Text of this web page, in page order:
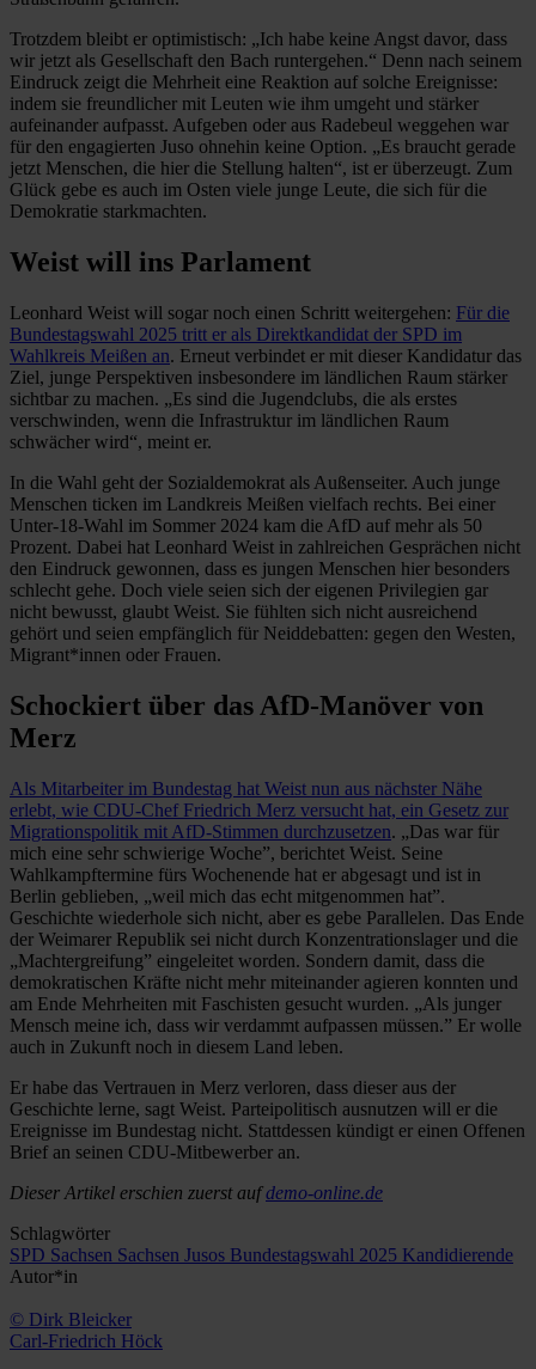
Trotzdem bleibt er optimistisch: „Ich habe keine Angst davor, dass
wir jetzt als Gesellschaft den Bach runtergehen.“ Denn nach seinem
Eindruck zeigt die Mehrheit eine Reaktion auf solche Ereignisse:
indem sie freundlicher mit Leuten wie ihm umgeht und stärker
aufeinander aufpasst. Aufgeben oder aus Radebeul weggehen war
für den engagierten Juso ohnehin keine Option. „Es braucht gerade
jetzt Menschen, die hier die Stellung halten“, ist er überzeugt. Zum
Glück gebe es auch im Osten viele junge Leute, die sich für die
Demokratie starkmachten.
Weist will ins Parlament
Leonhard Weist will sogar noch einen Schritt weitergehen: Für die
Bundestagswahl 2025 tritt er als Direktkandidat der SPD im
Wahlkreis Meißen an. Erneut verbindet er mit dieser Kandidatur das
Ziel, junge Perspektiven insbesondere im ländlichen Raum stärker
sichtbar zu machen. „Es sind die Jugendclubs, die als erstes
verschwinden, wenn die Infrastruktur im ländlichen Raum
schwächer wird“, meint er.
In die Wahl geht der Sozialdemokrat als Außenseiter. Auch junge
Menschen ticken im Landkreis Meißen vielfach rechts. Bei einer
Unter-18-Wahl im Sommer 2024 kam die AfD auf mehr als 50
Prozent. Dabei hat Leonhard Weist in zahlreichen Gesprächen nicht
den Eindruck gewonnen, dass es jungen Menschen hier besonders
schlecht gehe. Doch viele seien sich der eigenen Privilegien gar
nicht bewusst, glaubt Weist. Sie fühlten sich nicht ausreichend
gehört und seien empfänglich für Neiddebatten: gegen den Westen,
Migrant*innen oder Frauen.
Schockiert über das AfD-Manöver von
Merz
Als Mitarbeiter im Bundestag hat Weist nun aus nächster Nähe
erlebt, wie CDU-Chef Friedrich Merz versucht hat, ein Gesetz zur
Migrationspolitik mit AfD-Stimmen durchzusetzen. „Das war für
mich eine sehr schwierige Woche”, berichtet Weist. Seine
Wahlkampftermine fürs Wochenende hat er abgesagt und ist in
Berlin geblieben, „weil mich das echt mitgenommen hat”.
Geschichte wiederhole sich nicht, aber es gebe Parallelen. Das Ende
der Weimarer Republik sei nicht durch Konzentrationslager und die
„Machtergreifung” eingeleitet worden. Sondern damit, dass die
demokratischen Kräfte nicht mehr miteinander agieren konnten und
am Ende Mehrheiten mit Faschisten gesucht wurden. „Als junger
Mensch meine ich, dass wir verdammt aufpassen müssen.” Er wolle
auch in Zukunft noch in diesem Land leben.
Er habe das Vertrauen in Merz verloren, dass dieser aus der
Geschichte lerne, sagt Weist. Parteipolitisch ausnutzen will er die
Ereignisse im Bundestag nicht. Stattdessen kündigt er einen Offenen
Brief an seinen CDU-Mitbewerber an.
Dieser Artikel erschien zuerst aufdemo-online.de
Schlagwörter
SPD Sachsen Sachsen Jusos Bundestagswahl 2025 Kandidierende
Autor*in
© Dirk Bleicker
Carl-Friedrich Höck